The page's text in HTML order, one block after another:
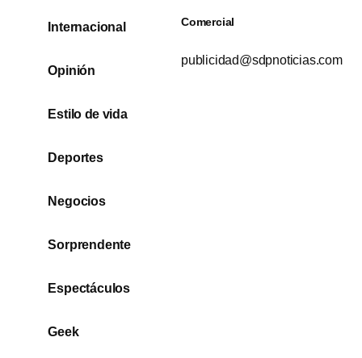
Internacional
Opinión
Estilo de vida
Deportes
Negocios
Sorprendente
Espectáculos
Geek
Comercial
publicidad@sdpnoticias.com